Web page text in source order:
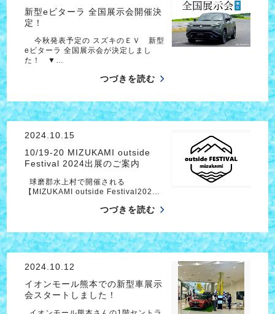
新型eビターラ 全国展示会開催決
定！
今秋発表予定の スズキのＥＶ 新型
eビターラ 全国展示会が決定しまし
た！ ▼…
つづきを読む
2024.10.15
10/19-20 MIZUKAMI outside
Festival 2024出展のご案内
球磨郡水上村で開催される
【MIZUKAMI outside Festival202…
つづきを読む
2024.10.12
イオンモール熊本での新型車展示
会スタートしました！